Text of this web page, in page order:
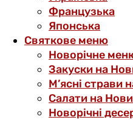
Французька
Японська
Святкове меню
Новорічне
Закуски на
М’ясні страви
Салати на
Новорічні